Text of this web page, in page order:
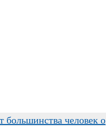
большинства человек о